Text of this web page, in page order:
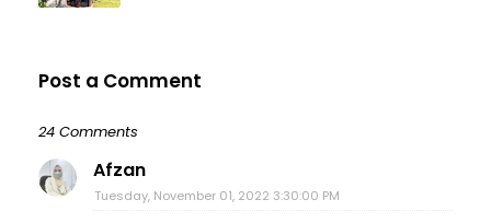
Post a Comment
24 Comments
Afzan
Tuesday, November 01, 2022 3:30:00 PM